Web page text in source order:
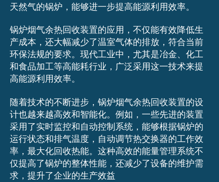
天然气的锅炉，能够进一步提高能源利用效率。
锅炉烟气余热回收装置的应用，不仅能有效降低生
产成本，还大幅减少了温室气体的排放，符合当前
环保法规的要求。现代工业中，尤其是冶金、化工
和食品加工等高能耗行业，广泛采用这一技术来提
高能源利用效率。
随着技术的不断进步，锅炉烟气余热回收装置的设
计也越来越高效和智能化。例如，一些先进的装置
采用了实时监控和自动控制系统，能够根据锅炉的
运行状态和排气温度，自动调节热交换器的工作效
率，最大化回收热能。这种高效的能量管理系统不
仅提高了锅炉的整体性能，还减少了设备的维护需
求，提升了企业的生产效益